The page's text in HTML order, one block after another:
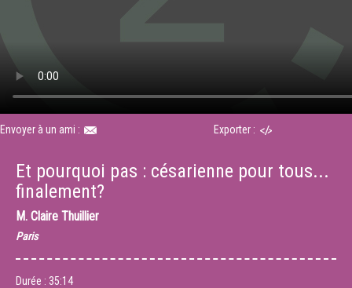
Envoyer à un ami : Exporter :
Et pourquoi pas : césarienne pour tous...
finalement?
M. Claire Thuillier
Paris
Durée : 35:14